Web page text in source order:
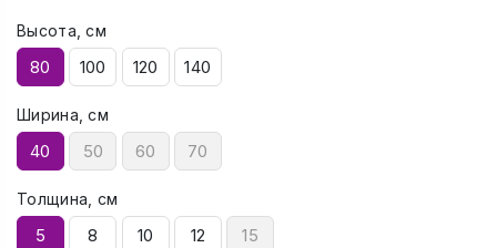
Высота, см
80 100 120 140
Ширина, см
40 50 60 70
Толщина, см
5 8 10 12 15